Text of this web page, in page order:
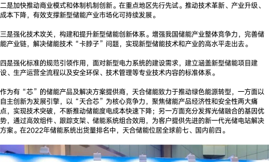
二是加快推动商业模式和体制机制创新。在重点地区先行先试。推动技术革新、产业升级、
成本下降，有效支撑新型储能产业市场化可持续发展。
三是强化技术攻关，构建和提升新型储能创新体系。增强我国储能产业整体竞争力，完善储
能产业链，解决储能技术“卡脖子”问题，实现新型储能技术和产业的高水平走出去。
四是强化标准的规范引领作用，面对新型电力系统的建设需求，建立涵盖新型储能项目建
设、生产运营全流程以及安全环保、技术管理等专业技术内容的标准体系。
作为有“芯”的储能产品及解决方案提供商，天合储能致力于推动绿色能源转型，一方面以
自主创新为发展引擎，以“天合芯”为核心竞争力，聚焦储能产品经济性和安全性两大痛
点，实现技术突破，不断推动储能度电成本快速下降；另一方面充分发挥光储融合的基因优
势，通过高效组件、跟踪支架、储能系统组合效用，为客户提供先进的新一代光储电站解决
方案。在2022年储能系统出货量排名中，天合储能位居全球前七、国内前四。